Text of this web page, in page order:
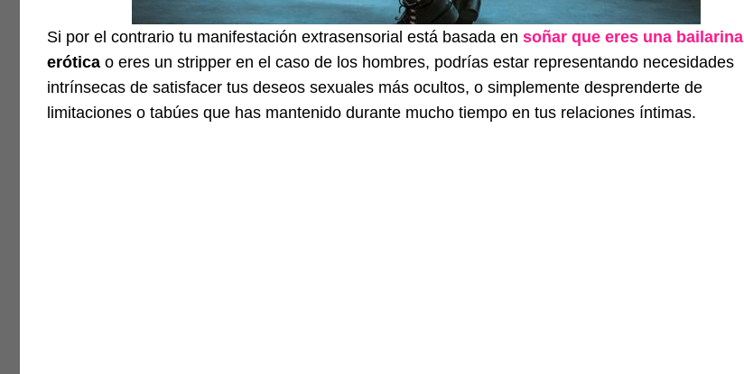
Si por el contrario tu manifestación extrasensorial está basada en soñar que eres una bailarina
erótica o eres un stripper en el caso de los hombres, podrías estar representando necesidades
intrínsecas de satisfacer tus deseos sexuales más ocultos, o simplemente desprenderte de
limitaciones o tabúes que has mantenido durante mucho tiempo en tus relaciones íntimas.